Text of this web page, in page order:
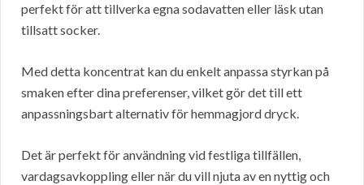
perfekt för att tillverka egna sodavatten eller läsk utan
tillsatt socker.
Med detta koncentrat kan du enkelt anpassa styrkan på
smaken efter dina preferenser, vilket gör det till ett
anpassningsbart alternativ för hemmagjord dryck.
Det är perfekt för användning vid festliga tillfällen,
vardagsavkoppling eller när du vill njuta av en nyttig och